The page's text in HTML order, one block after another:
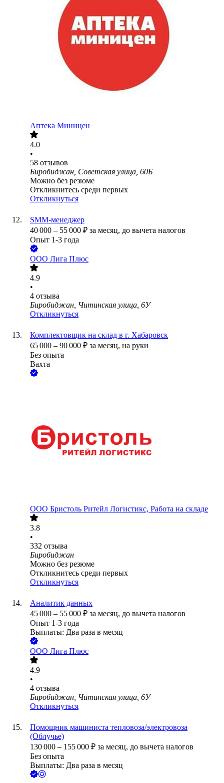
Аптека Миницен
4.0
•
58 отзывов
Биробиджан, Советская улица, 60Б
Можно без резюме
Откликнитесь среди первых
Откликнуться
SMM-менеджер
40 000 – 55 000 ₽ за месяц, до вычета налогов
Опыт 1-3 года
ООО Лига Плюс
4.9
•
4 отзыва
Биробиджан, Читинская улица, 6У
Откликнуться
Комплектовщик на склад в г. Хабаровск
65 000 – 90 000 ₽ за месяц, на руки
Без опыта
Вахта
ООО Бристоль Ритейл Логистикс, Работа на складе
3.8
•
332 отзыва
Биробиджан
Можно без резюме
Откликнитесь среди первых
Откликнуться
Аналитик данных
45 000 – 55 000 ₽ за месяц, до вычета налогов
Опыт 1-3 года
Выплаты: Два раза в месяц
ООО Лига Плюс
4.9
•
4 отзыва
Биробиджан, Читинская улица, 6У
Откликнуться
Помощник машиниста тепловоза/электровоза
(Облучье)
130 000 – 155 000 ₽ за месяц, до вычета налогов
Без опыта
Выплаты: Два раза в месяц